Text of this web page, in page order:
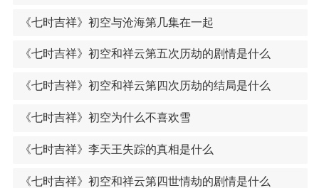
《七时吉祥》初空与沧海第几集在一起
《七时吉祥》初空和祥云第五次历劫的剧情是什么
《七时吉祥》初空和祥云第四次历劫的结局是什么
《七时吉祥》初空为什么不喜欢雪
《七时吉祥》李天王失踪的真相是什么
《七时吉祥》初空和祥云第四世情劫的剧情是什么